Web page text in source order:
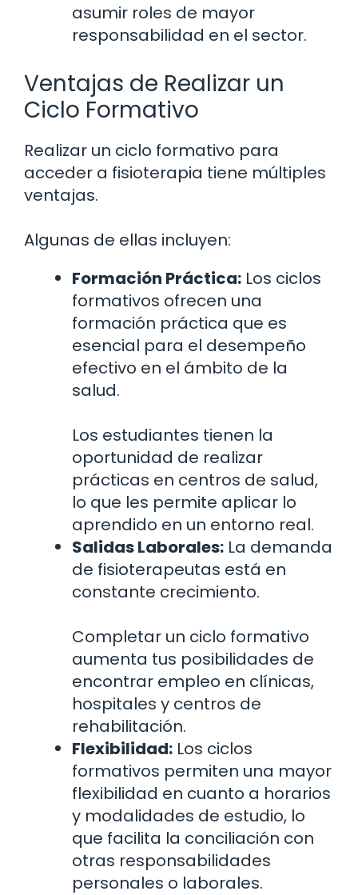
asumir roles de mayor
responsabilidad en el sector.
Ventajas de Realizar un
Ciclo Formativo
Realizar un ciclo formativo para
acceder a fisioterapia tiene múltiples
ventajas.
Algunas de ellas incluyen:
Formación Práctica: Los ciclos
formativos ofrecen una
formación práctica que es
esencial para el desempeño
efectivo en el ámbito de la
salud.
Los estudiantes tienen la
oportunidad de realizar
prácticas en centros de salud,
lo que les permite aplicar lo
aprendido en un entorno real.
Salidas Laborales: La demanda
de fisioterapeutas está en
constante crecimiento.
Completar un ciclo formativo
aumenta tus posibilidades de
encontrar empleo en clínicas,
hospitales y centros de
rehabilitación.
Flexibilidad: Los ciclos
formativos permiten una mayor
flexibilidad en cuanto a horarios
y modalidades de estudio, lo
que facilita la conciliación con
otras responsabilidades
personales o laborales.